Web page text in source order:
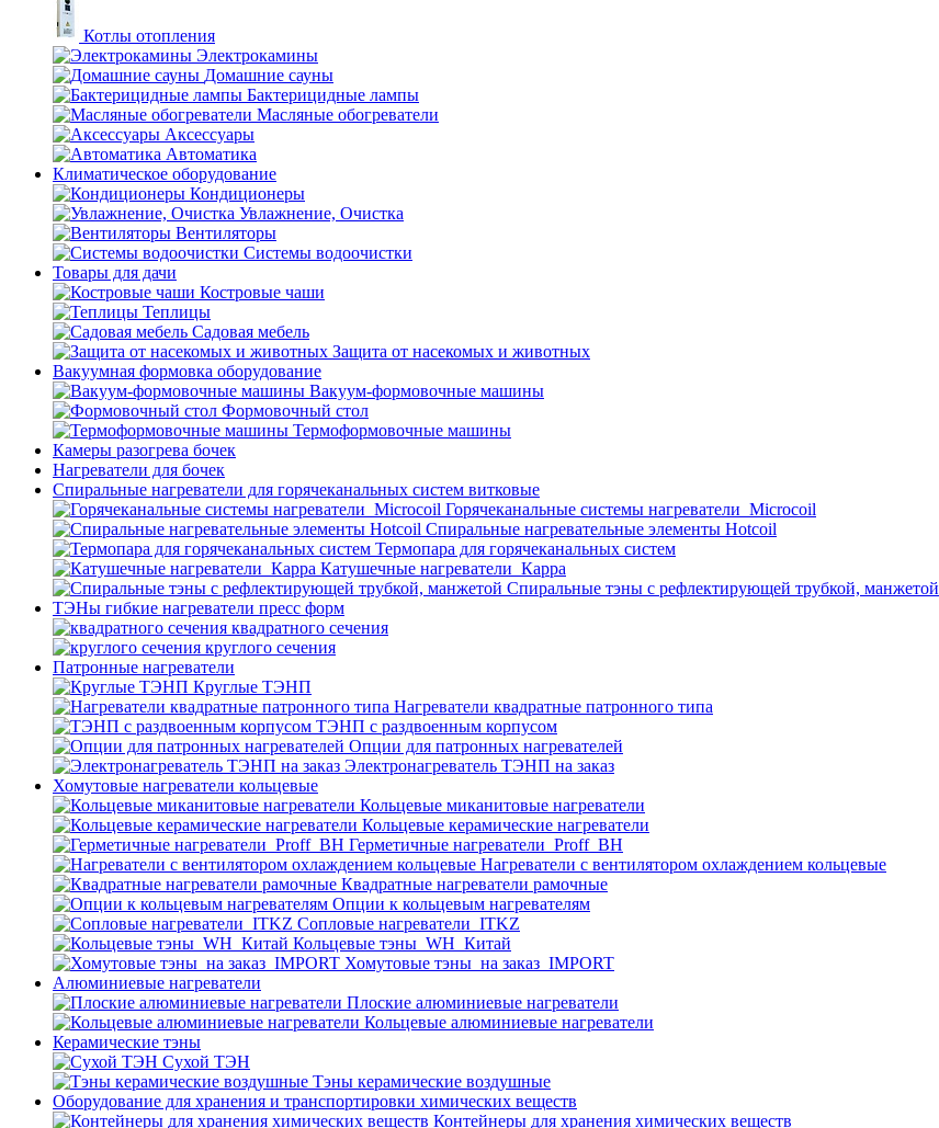
Котлы отопления
Электрокамины
Домашние сауны
Бактерицидные лампы
Масляные обогреватели
Аксессуары
Автоматика
Климатическое оборудование
Кондиционеры
Увлажнение, Очистка
Вентиляторы
Системы водоочистки
Товары для дачи
Костровые чаши
Теплицы
Садовая мебель
Защита от насекомых и животных
Вакуумная формовка оборудование
Вакуум-формовочные машины
Формовочный стол
Термоформовочные машины
Камеры разогрева бочек
Нагреватели для бочек
Спиральные нагреватели для горячеканальных систем витковые
Горячеканальные системы нагреватели_Microcoil
Спиральные нагревательные элементы Hotcoil
Термопара для горячеканальных систем
Катушечные нагреватели_Карра
Спиральные тэны с рефлектирующей трубкой, манжетой
ТЭНы гибкие нагреватели пресс форм
квадратного сечения
круглого сечения
Патронные нагреватели
Круглые ТЭНП
Нагреватели квадратные патронного типа
ТЭНП с раздвоенным корпусом
Опции для патронных нагревателей
Электронагреватель ТЭНП на заказ
Хомутовые нагреватели кольцевые
Кольцевые миканитовые нагреватели
Кольцевые керамические нагреватели
Герметичные нагреватели_Proff_BH
Нагреватели с вентилятором охлаждением кольцевые
Квадратные нагреватели рамочные
Опции к кольцевым нагревателям
Cопловые нагреватели_ITKZ
Кольцевые тэны_WH_Китай
Хомутовые тэны_на заказ_IMPORT
Алюминиевые нагреватели
Плоские алюминиевые нагреватели
Кольцевые алюминиевые нагреватели
Керамические тэны
Сухой ТЭН
Тэны керамические воздушные
Оборудование для хранения и транспортировки химических веществ
Контейнеры для хранения химических веществ